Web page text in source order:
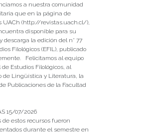
a nuestra comunidad
que en la página de
UACh (http://revistas.uach.cl/),
disponible para su
descarga la edición del n° 77
Filológicos (EFIL), publicado
Felicitamos al equipo
Estudios Filológicos, al
de Lingüística y Literatura, la
Publicaciones de la Facultad
15/07/2026
de estos recursos fueron
durante el semestre en